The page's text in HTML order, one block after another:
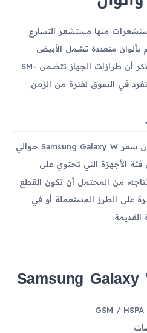
منها مستشعر التسارع
متعددة تشمل الأبيض
والأسود والأحمر. من الجدير بالذكر أن طرازات الجهاز تتضمن SM-
عندما كان متاحًا في الأسواق، كان سعر Samsung Galaxy W حوالي
فئة الأجهزة التي تحتوي على
من المحتمل أن تكون القطع
على الطرز المستعملة أو في